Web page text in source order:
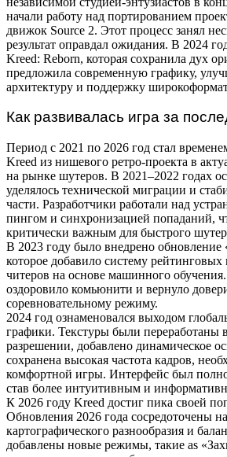
начали работу над портированием
движок Source 2. Этот процесс занял
результат оправдал ожидания. В 2024
Kreed: Reborn, которая сохранила дух
предложила современную графику,
архитектуру и поддержку
Как развивалась игра за
Период с 2021 по 2026 год стал
Kreed из нишевого ретро-проекта в
на рынке шутеров. В 2021–2022 годах
уделялось технической миграции и
части. Разработчики работали над
пингом и синхронизацией попаданий,
критически важным для быстрого
В 2023 году было внедрено
которое добавило систему
читеров на основе машинного
оздоровило комьюнити и вернуло
соревновательному режиму.
2024 год ознаменовался выходом
графики. Текстуры были переработаны
разрешении, добавлено динамическое
сохранена высокая частота кадров,
комфортной игры. Интерфейс был
став более интуитивным и
К 2026 году Kreed достиг пика своей
Обновления 2026 года сосредоточены
картографического разнообразия и
добавлены новые режимы, такие as